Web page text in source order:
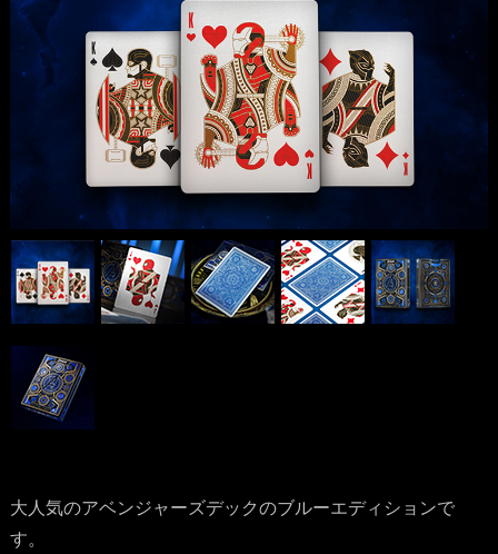
大人気のアベンジャーズデックのブルーエディションで
す。